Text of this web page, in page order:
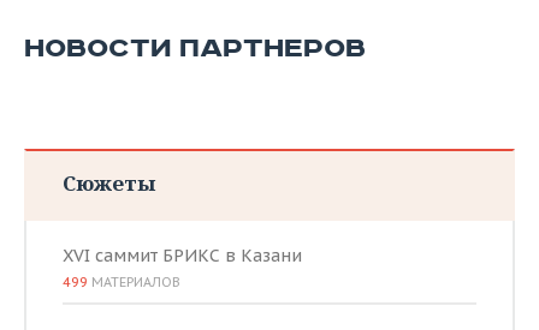
НОВОСТИ ПАРТНЕРОВ
Сюжеты
XVI саммит БРИКС в Казани
499 МАТЕРИАЛОВ